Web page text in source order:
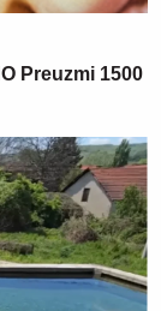
Preuzmi 1500